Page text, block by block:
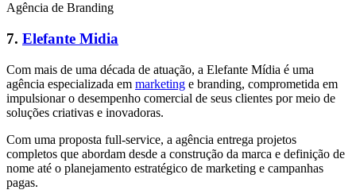
Agência de Branding
7. Elefante Midia
Com mais de uma década de atuação, a Elefante Mídia é uma
agência especializada em marketing e branding, comprometida em
impulsionar o desempenho comercial de seus clientes por meio de
soluções criativas e inovadoras.
Com uma proposta full-service, a agência entrega projetos
completos que abordam desde a construção da marca e definição de
nome até o planejamento estratégico de marketing e campanhas
pagas.